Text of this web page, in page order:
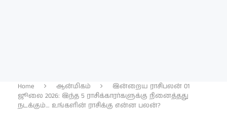
Home ஆன்மிகம்
இன்றைய ராசிபலன் 01
ஜூலை 2026: இந்த 5 ராசிக்காரர்களுக்கு நினைத்தது
நடக்கும்… உங்களின் ராசிக்கு என்ன பலன்?